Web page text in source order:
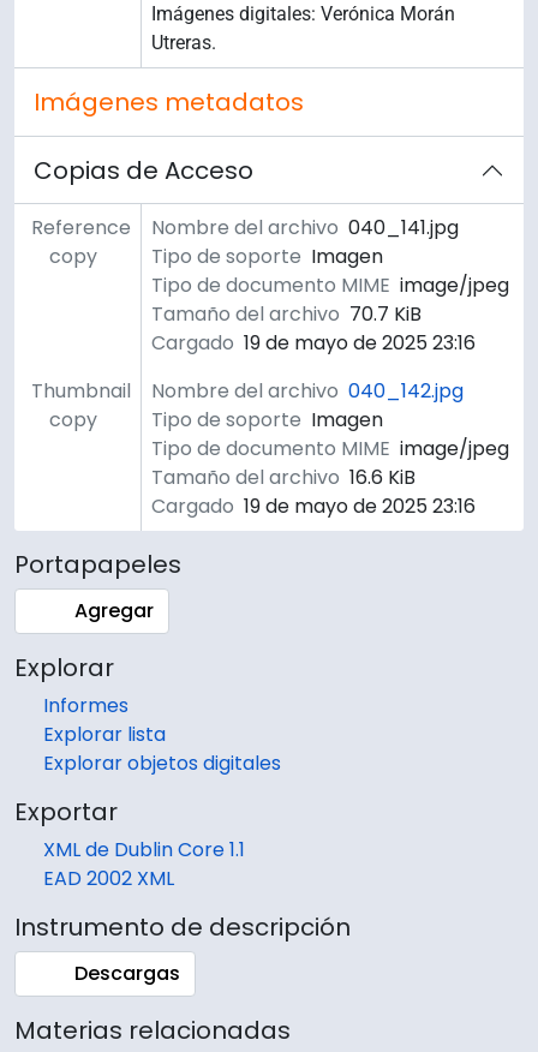
Imágenes digitales: Verónica Morán
Utreras.
Imágenes metadatos
Copias de Acceso
Reference
copy
Nombre del archivo 040_141.jpg
Tipo de soporte Imagen
Tipo de documento MIME image/jpeg
Tamaño del archivo 70.7 KiB
Cargado 19 de mayo de 2025 23:16
Thumbnail
copy
Nombre del archivo 040_142.jpg
Tipo de soporte Imagen
Tipo de documento MIME image/jpeg
Tamaño del archivo 16.6 KiB
Cargado 19 de mayo de 2025 23:16
Portapapeles
Agregar
Explorar
Informes
Explorar lista
Explorar objetos digitales
Exportar
XML de Dublin Core 1.1
EAD 2002 XML
Instrumento de descripción
Descargas
Materias relacionadas